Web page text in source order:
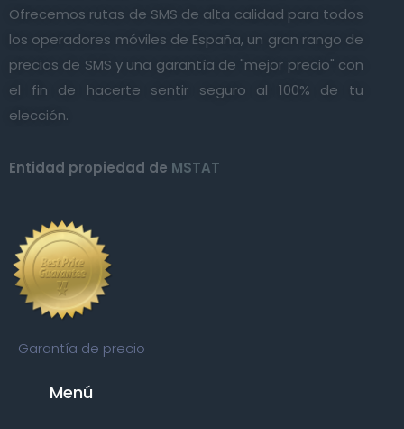
Ofrecemos rutas de SMS de alta calidad para todos
los operadores móviles de España, un gran rango de
precios de SMS y una garantía de "mejor precio" con
el fin de hacerte sentir seguro al 100% de tu
elección.
Entidad propiedad de MSTAT
Garantía de precio
Menú